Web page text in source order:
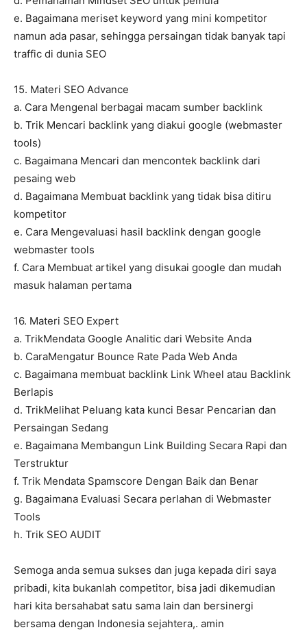
e. Bagaimana meriset keyword yang mini kompetitor
namun ada pasar, sehingga persaingan tidak banyak tapi
traffic di dunia SEO
15. Materi SEO Advance
a. Cara Mengenal berbagai macam sumber backlink
b. Trik Mencari backlink yang diakui google (webmaster
tools)
c. Bagaimana Mencari dan mencontek backlink dari
pesaing web
d. Bagaimana Membuat backlink yang tidak bisa ditiru
kompetitor
e. Cara Mengevaluasi hasil backlink dengan google
webmaster tools
f. Cara Membuat artikel yang disukai google dan mudah
masuk halaman pertama
16. Materi SEO Expert
a. TrikMendata Google Analitic dari Website Anda
b. CaraMengatur Bounce Rate Pada Web Anda
c. Bagaimana membuat backlink Link Wheel atau Backlink
Berlapis
d. TrikMelihat Peluang kata kunci Besar Pencarian dan
Persaingan Sedang
e. Bagaimana Membangun Link Building Secara Rapi dan
Terstruktur
f. Trik Mendata Spamscore Dengan Baik dan Benar
g. Bagaimana Evaluasi Secara perlahan di Webmaster
Tools
h. Trik SEO AUDIT
Semoga anda semua sukses dan juga kepada diri saya
pribadi, kita bukanlah competitor, bisa jadi dikemudian
hari kita bersahabat satu sama lain dan bersinergi
bersama dengan Indonesia sejahtera,. amin